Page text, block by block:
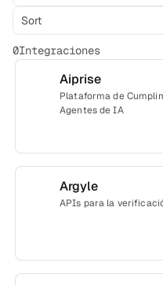
Sort
0Integraciones
Aiprise
Plataforma de
Agentes de IA
Argyle
APIs para la